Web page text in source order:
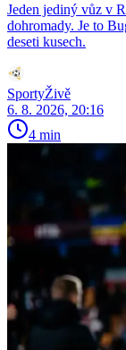
Jeden jediný vůz v
dohromady. Je to
deseti kusech.
SportyŽivě
6. 8. 2026, 20:16
4 min